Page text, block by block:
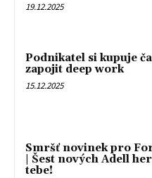
19.12.2025
Podnikatel si kupuje
zapojit deep work
15.12.2025
Smršť novinek pro
| Šest nových Adell
tebe!